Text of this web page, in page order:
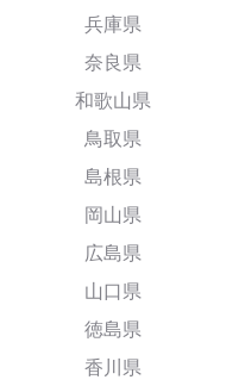
兵庫県
奈良県
和歌山県
鳥取県
島根県
岡山県
広島県
山口県
徳島県
香川県